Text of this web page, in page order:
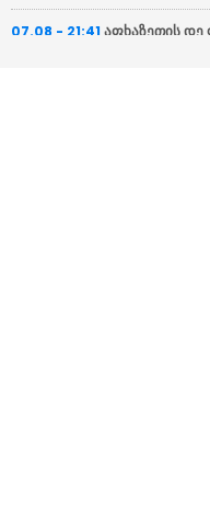
07.08 - 21:41აფხაზეთის